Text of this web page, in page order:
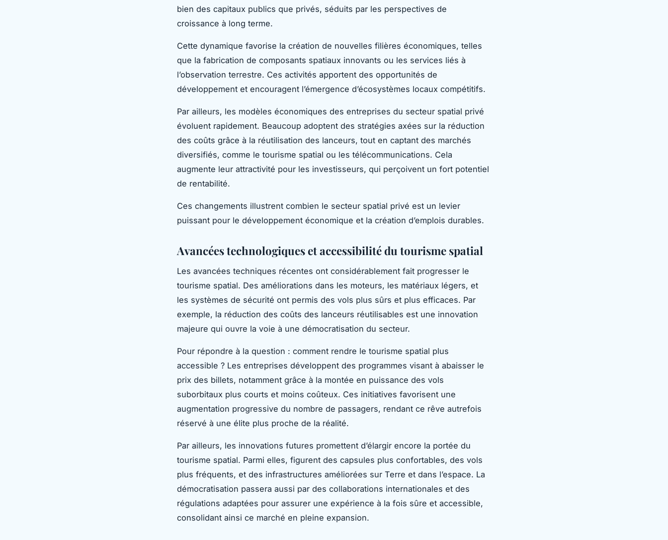
bien des capitaux publics que privés, séduits par les perspectives de
croissance à long terme.
Cette dynamique favorise la création de nouvelles filières économiques, telles
que la fabrication de composants spatiaux innovants ou les services liés à
l’observation terrestre. Ces activités apportent des opportunités de
développement et encouragent l’émergence d’écosystèmes locaux compétitifs.
Par ailleurs, les modèles économiques des entreprises du secteur spatial privé
évoluent rapidement. Beaucoup adoptent des stratégies axées sur la réduction
des coûts grâce à la réutilisation des lanceurs, tout en captant des marchés
diversifiés, comme le tourisme spatial ou les télécommunications. Cela
augmente leur attractivité pour les investisseurs, qui perçoivent un fort potentiel
de rentabilité.
Ces changements illustrent combien le secteur spatial privé est un levier
puissant pour le développement économique et la création d’emplois durables.
Avancées technologiques et accessibilité du tourisme spatial
Les avancées techniques récentes ont considérablement fait progresser le
tourisme spatial. Des améliorations dans les moteurs, les matériaux légers, et
les systèmes de sécurité ont permis des vols plus sûrs et plus efficaces. Par
exemple, la réduction des coûts des lanceurs réutilisables est une innovation
majeure qui ouvre la voie à une démocratisation du secteur.
Pour répondre à la question : comment rendre le tourisme spatial plus
accessible ? Les entreprises développent des programmes visant à abaisser le
prix des billets, notamment grâce à la montée en puissance des vols
suborbitaux plus courts et moins coûteux. Ces initiatives favorisent une
augmentation progressive du nombre de passagers, rendant ce rêve autrefois
réservé à une élite plus proche de la réalité.
Par ailleurs, les innovations futures promettent d’élargir encore la portée du
tourisme spatial. Parmi elles, figurent des capsules plus confortables, des vols
plus fréquents, et des infrastructures améliorées sur Terre et dans l’espace. La
démocratisation passera aussi par des collaborations internationales et des
régulations adaptées pour assurer une expérience à la fois sûre et accessible,
consolidant ainsi ce marché en pleine expansion.